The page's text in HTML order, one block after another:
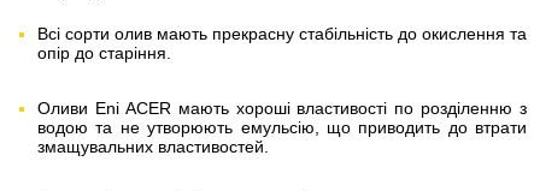
Всі сорти олив мають прекрасну стабільність до окислення та
опір до старіння.
Оливи Eni ACER мають хороші властивості по розділенню з
водою та не утворюють емульсію, що приводить до втрати
змащувальних властивостей.